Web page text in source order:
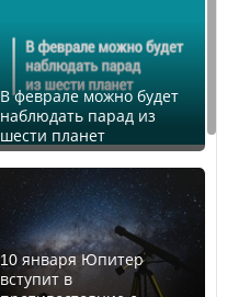
В феврале можно будет
наблюдать парад из
шести планет
10 января Юпитер
вступит в